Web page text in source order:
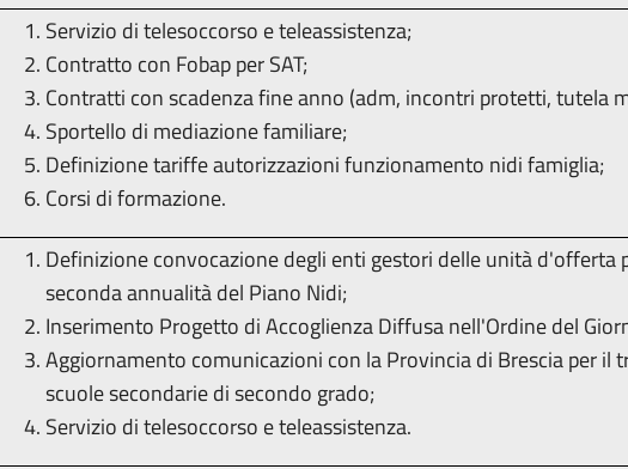
Servizio di telesoccorso e teleassistenza;
Contratto con Fobap per SAT;
Contratti con scadenza fine anno (adm, incontri protetti, tutela
Sportello di mediazione familiare;
Definizione tariffe autorizzazioni funzionamento nidi famiglia;
Corsi di formazione.
Definizione convocazione degli enti gestori delle unità
seconda annualità del Piano Nidi;
Inserimento Progetto di Accoglienza Diffusa nell'Ordine del
Aggiornamento comunicazioni con la Provincia di Brescia per il
scuole secondarie di secondo grado;
Servizio di telesoccorso e teleassistenza.